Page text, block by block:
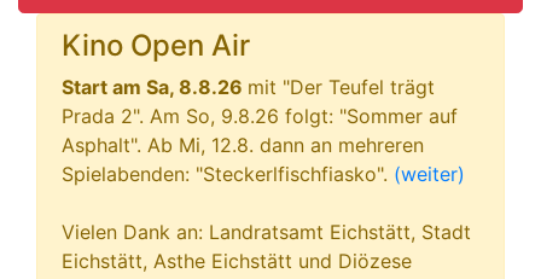
Kino Open Air
Start am Sa, 8.8.26 mit "Der Teufel trägt
Prada 2". Am So, 9.8.26 folgt: "Sommer auf
Asphalt". Ab Mi, 12.8. dann an mehreren
Spielabenden: "Steckerlfischfiasko". (weiter)
Vielen Dank an: Landratsamt Eichstätt, Stadt
Eichstätt, Asthe Eichstätt und Diözese